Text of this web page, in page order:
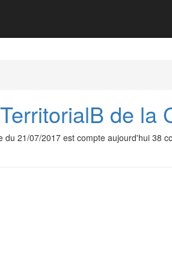
de la
21/07/2017 est compte aujourd'hui 38